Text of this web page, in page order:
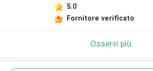
5.0
Fornitore verificato
Osservi più